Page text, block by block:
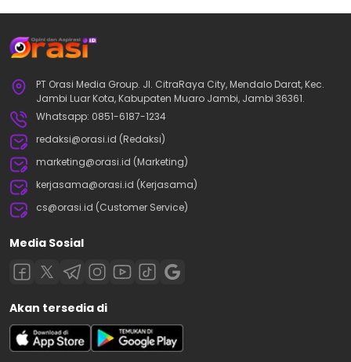
PT Orasi Media Group. Jl. CitraRaya City, Mendalo Darat, Kec.
Jambi Luar Kota, Kabupaten Muaro Jambi, Jambi 36361.
Whatsapp: 0851-6187-1234
redaksi@orasi.id (Redaksi)
marketing@orasi.id (Marketing)
kerjasama@orasi.id (Kerjasama)
cs@orasi.id (Customer Service)
Media Sosial
Akan tersedia di